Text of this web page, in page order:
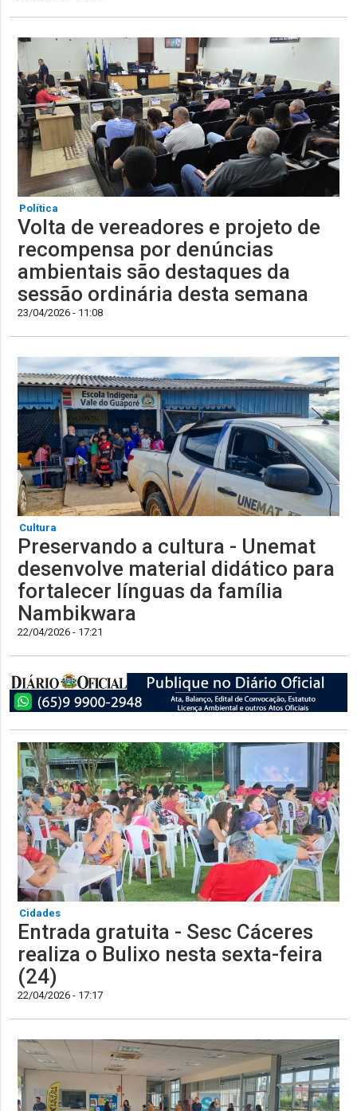
Política
Volta de vereadores e projeto de
recompensa por denúncias
ambientais são destaques da
sessão ordinária desta semana
23/04/2026 - 11:08
Cultura
Preservando a cultura - Unemat
desenvolve material didático para
fortalecer línguas da família
Nambikwara
22/04/2026 - 17:21
Cidades
Entrada gratuita - Sesc Cáceres
realiza o Bulixo nesta sexta-feira
(24)
22/04/2026 - 17:17